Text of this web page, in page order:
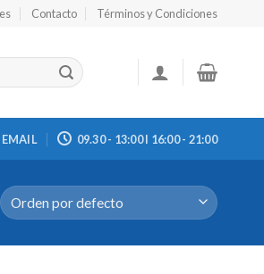
Contacto Términos y Condiciones
EMAIL 09.30 - 13:00 I 16:00 - 21:00